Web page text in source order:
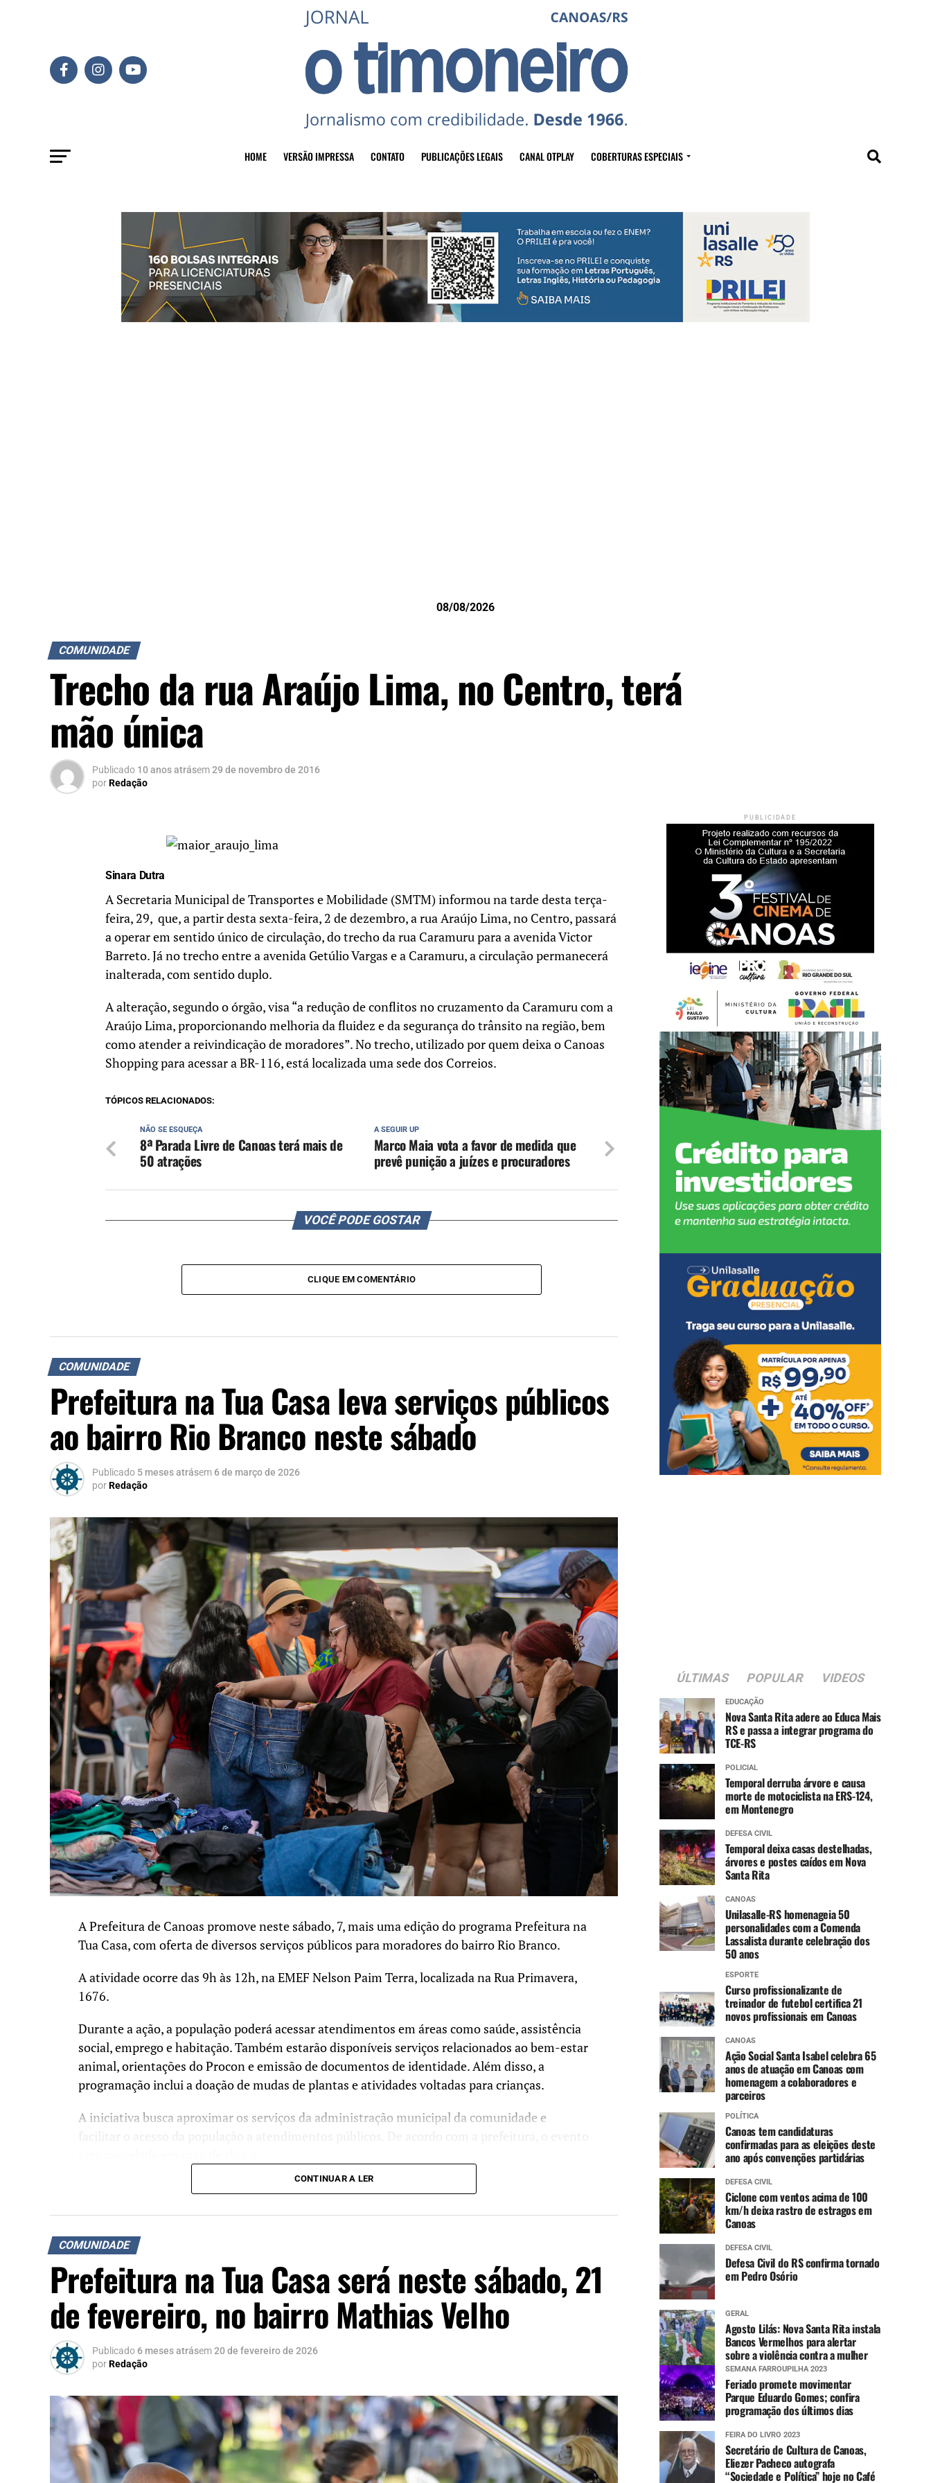
HOME VERSÃO IMPRESSA CONTATO PUBLICAÇÕES LEGAIS CANAL OTPLAY COBERTURAS ESPECIAIS
08/08/2026
COMUNIDADE
Trecho da rua Araújo Lima, no Centro, terá
mão única
Publicado 10 anos atrásem29 de novembro de 2016
porRedação
Sinara Dutra
A Secretaria Municipal de Transportes e Mobilidade (SMTM) informou na tarde desta terça-
feira, 29, que, a partir desta sexta-feira, 2 de dezembro, a rua Araújo Lima, no Centro, passará
a operar em sentido único de circulação, do trecho da rua Caramuru para a avenida Victor
Barreto. Já no trecho entre a avenida Getúlio Vargas e a Caramuru, a circulação permanecerá
inalterada, com sentido duplo.
A alteração, segundo o órgão, visa “a redução de conflitos no cruzamento da Caramuru com a
Araújo Lima, proporcionando melhoria da fluidez e da segurança do trânsito na região, bem
como atender a reivindicação de moradores”. No trecho, utilizado por quem deixa o Canoas
Shopping para acessar a BR-116, está localizada uma sede dos Correios.
TÓPICOS RELACIONADOS:
A SEGUIR UP
Marco Maia vota a favor de medida que
prevê punição a juízes e procuradores
NÃO SE ESQUEÇA
8ª Parada Livre de Canoas terá mais de
50 atrações
VOCÊ PODE GOSTAR
CLIQUE EM COMENTÁRIO
COMUNIDADE
Prefeitura na Tua Casa leva serviços públicos
ao bairro Rio Branco neste sábado
Publicado 5 meses atrásem 6 de março de 2026
porRedação
A Prefeitura de Canoas promove neste sábado, 7, mais uma edição do programa Prefeitura na
Tua Casa, com oferta de diversos serviços públicos para moradores do bairro Rio Branco.
A atividade ocorre das 9h às 12h, na EMEF Nelson Paim Terra, localizada na Rua Primavera,
1676.
Durante a ação, a população poderá acessar atendimentos em áreas como saúde, assistência
social, emprego e habitação. Também estarão disponíveis serviços relacionados ao bem-estar
animal, orientações do Procon e emissão de documentos de identidade. Além disso, a
programação inclui a doação de mudas de plantas e atividades voltadas para crianças.
A iniciativa busca aproximar os serviços da administração municipal da comunidade e
CONTINUAR A LER
COMUNIDADE
Prefeitura na Tua Casa será neste sábado, 21
de fevereiro, no bairro Mathias Velho
Publicado 6 meses atrásem20 de fevereiro de 2026
porRedação
PUBLICIDADE
ÚLTIMAS POPULAR VIDEOS
EDUCAÇÃO
Nova Santa Rita adere ao Educa Mais
RS e passa a integrar programa do
TCE-RS
POLICIAL
Temporal derruba árvore e causa
morte de motociclista na ERS-124,
em Montenegro
DEFESA CIVIL
Temporal deixa casas destelhadas,
árvores e postes caídos em Nova
Santa Rita
CANOAS
Unilasalle-RS homenageia 50
personalidades com a Comenda
Lassalista durante celebração dos
50 anos
ESPORTE
Curso profissionalizante de
treinador de futebol certifica 21
novos profissionais em Canoas
CANOAS
Ação Social Santa Isabel celebra 65
anos de atuação em Canoas com
homenagem a colaboradores e
parceiros
POLÍTICA
Canoas tem candidaturas
confirmadas para as eleições deste
ano após convenções partidárias
DEFESA CIVIL
Ciclone com ventos acima de 100
km/h deixa rastro de estragos em
Canoas
DEFESA CIVIL
Defesa Civil do RS confirma tornado
em Pedro Osório
GERAL
Agosto Lilás: Nova Santa Rita instala
Bancos Vermelhos para alertar
sobre a violência contra a mulher
SEMANA FARROUPILHA 2023
Feriado promete movimentar
Parque Eduardo Gomes; confira
programação dos últimos dias
FEIRA DO LIVRO 2023
Secretário de Cultura de Canoas,
Eliezer Pacheco autografa
“Sociedade e Política” hoje no Café